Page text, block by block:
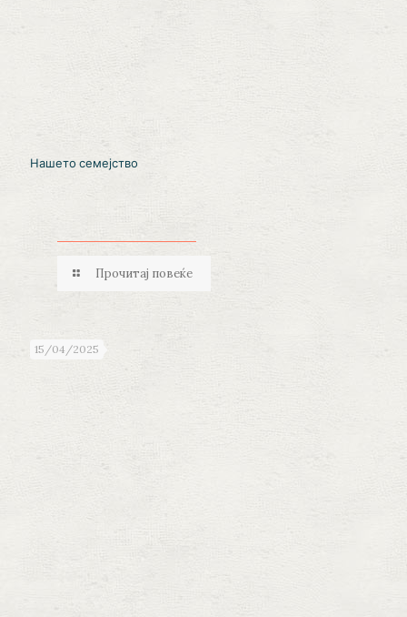
Нашето семејство
Прочитај повеќе
15/04/2025